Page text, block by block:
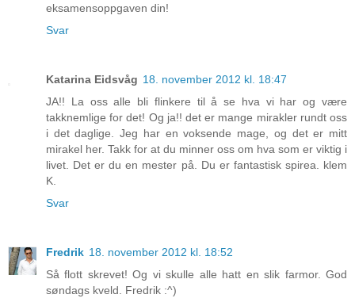
eksamensoppgaven din!
Svar
Katarina Eidsvåg 18. november 2012 kl. 18:47
JA!! La oss alle bli flinkere til å se hva vi har og være
takknemlige for det! Og ja!! det er mange mirakler rundt oss
i det daglige. Jeg har en voksende mage, og det er mitt
mirakel her. Takk for at du minner oss om hva som er viktig i
livet. Det er du en mester på. Du er fantastisk spirea. klem
K.
Svar
Fredrik 18. november 2012 kl. 18:52
Så flott skrevet! Og vi skulle alle hatt en slik farmor. God
søndags kveld. Fredrik :^)